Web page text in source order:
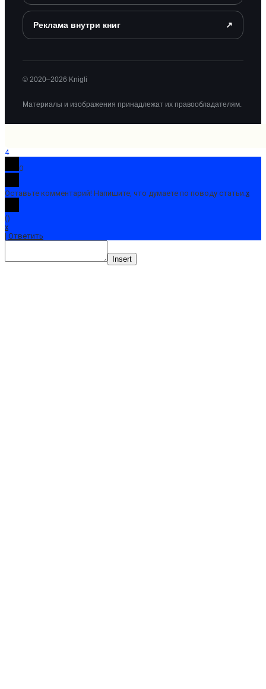
Реклама внутри книг ↗
© 2020–2026 Knigli
Материалы и изображения принадлежат их правообладателям.
4
0
Оставьте комментарий! Напишите, что думаете по поводу статьи.x
()
x
| Ответить
Insert